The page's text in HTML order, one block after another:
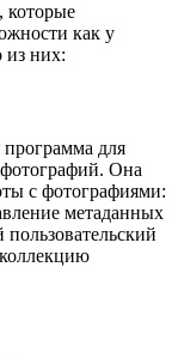
которые
как у
из них:
для
Она
с фотографиями:
метаданных